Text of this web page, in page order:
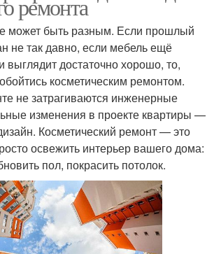
ремонта
может быть разным. Если прошлый
не так давно, если мебель ещё
выглядит достаточно хорошо, то,
косметическим ремонтом.
не затрагиваются инженерные
изменения в проекте квартиры —
Косметический ремонт — это
освежить интерьер вашего дома:
пол, покрасить потолок.